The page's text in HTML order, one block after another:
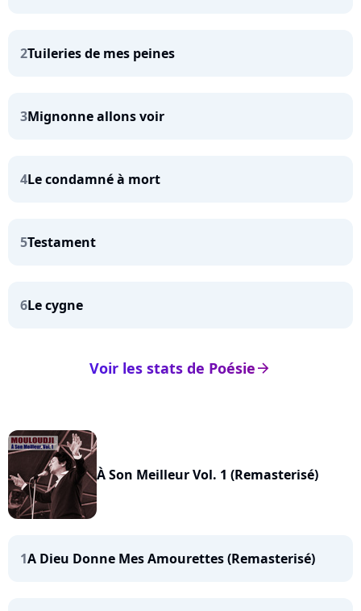
2Tuileries de mes peines
3Mignonne allons voir
4Le condamné à mort
5Testament
6Le cygne
arrow_right
Voir les stats de Poésie
À Son Meilleur Vol. 1 (Remasterisé)
1A Dieu Donne Mes Amourettes (Remasterisé)